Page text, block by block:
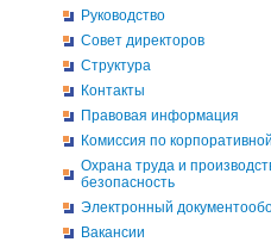
Руководство
Совет директоров
Структура
Контакты
Правовая информация
Комиссия по
Охрана труда и
безопасность
Электронный
Вакансии